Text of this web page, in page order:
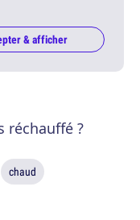
& afficher
réchauffé ?
chaud